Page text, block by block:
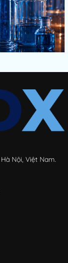
Nội, Việt Nam.